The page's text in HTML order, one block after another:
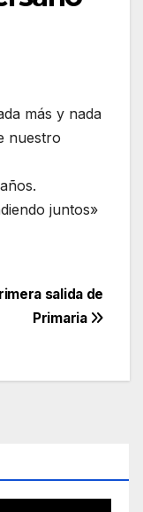
más y nada
nuestro
juntos»
salida de
Primaria